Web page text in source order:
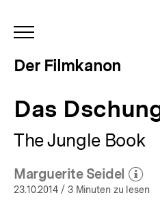
Filmkanon
INHALTSNAVIGATION
Der Filmkanon
Das
The Jungle Book
Marguerite Seidel
(Mehr zumöffnen
23.10.2014 / 3 Minuten zu lesen